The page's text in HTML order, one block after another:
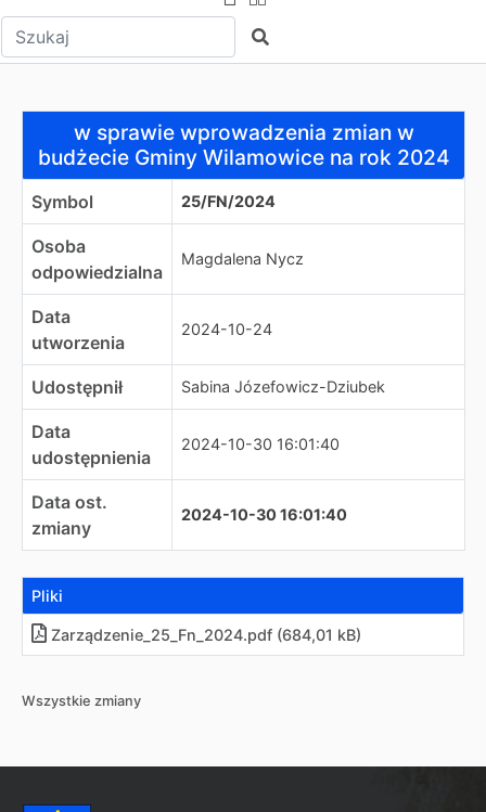
Wpisz tekst do wyszukania Szukaj
w sprawie wprowadzenia zmian w budżecie Gminy
w sprawie wprowadzenia zmian w
budżecie Gminy Wilamowice na rok 2024
Symbol 25/FN/2024
Osoba
odpowiedzialna
Magdalena Nycz
Data
utworzenia
2024-10-24
Udostępnił Sabina Józefowicz-Dziubek
Data
udostępnienia
2024-10-30 16:01:40
Data ost.
zmiany
2024-10-30 16:01:40
Pliki
Zarządzenie_25_Fn_2024.pdf (684,01 kB)
Wszystkie zmiany